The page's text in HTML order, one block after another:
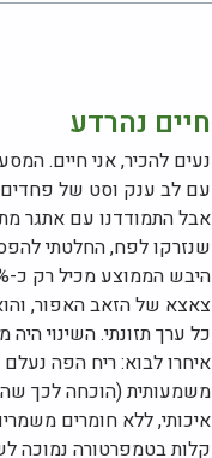
חיים נהרדע
עם לב ענק וסט של
אבל התמודדנו עם אתגר
שנזרקו לפח, החלטתי
כל ערך תזונתי. השינוי
איחרו לבוא: ריח הפה נעלם
משמעותית (הוכחה לכך
איכותי, ללא חומרים
קלות בטמפרטורה נמוכה